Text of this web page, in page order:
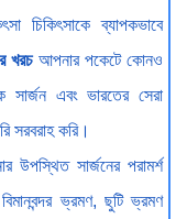
চিকিৎসাকে ব্যাপকভাবে
খরচআপনার পকেটে কোনও
সার্জন এবং ভারতের সেরা
সরবরাহ করি।
উপস্থিত সার্জনের পরামর্শ
ভ্রমণ, ছুটি ভ্রমণ